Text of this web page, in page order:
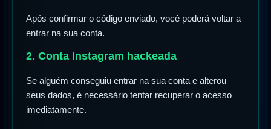
Após confirmar o código enviado, você poderá voltar a
entrar na sua conta.
2. Conta Instagram hackeada
Se alguém conseguiu entrar na sua conta e alterou
seus dados, é necessário tentar recuperar o acesso
imediatamente.